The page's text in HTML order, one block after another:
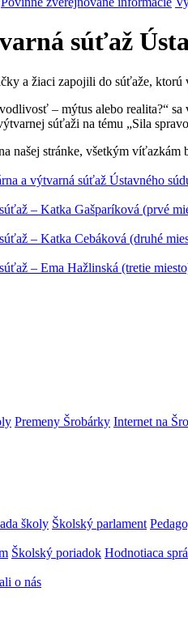
súťaž
a žiaci zapojili do súťaže,
– mýtus alebo realita?“
súťaži na tému „Sila
našej stránke, všetkým víťazkám
a výtvarná súťaž Ústavného
– Katka Gašparíková (prvé
– Katka Cebáková (druhé
– Ema Hažlinská (tretie
Premeny Šrobárky Internet na
školy Školský parlament
Školský poriadok Hodnotiaca
o nás